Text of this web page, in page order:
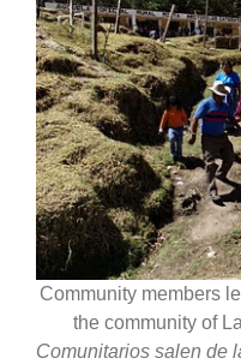
Community members
the community of
Comunitarios salen de